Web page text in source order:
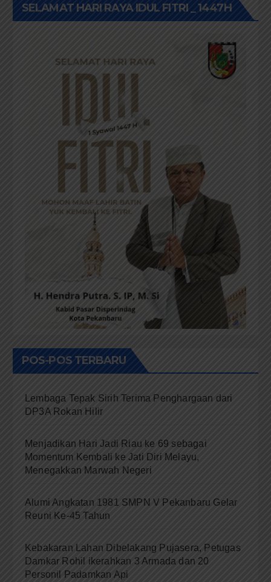
SELAMAT HARI RAYA IDUL FITRI _ 1447H
POS-POS TERBARU
Lembaga Tepak Sirih Terima Penghargaan dari
DP3A Rokan Hilir
Menjadikan Hari Jadi Riau ke 69 sebagai
Momentum Kembali ke Jati Diri Melayu,
Menegakkan Marwah Negeri
Alumi Angkatan 1981 SMPN V Pekanbaru Gelar
Reuni Ke-45 Tahun
Kebakaran Lahan Dibelakang Pujasera, Petugas
Damkar Rohil ikerahkan 3 Armada dan 20
Personil Padamkan Api